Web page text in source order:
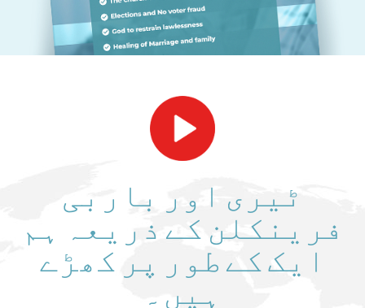
ٹیری اور باربی
فرینکلن کے ذریعہ ہم
ایک کے طور پر کھڑے
ہیں۔